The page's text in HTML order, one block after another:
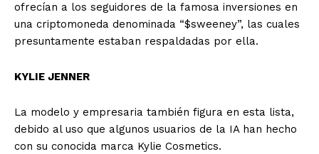
ofrecían a los seguidores de la famosa inversiones en
una criptomoneda denominada “$sweeney”, las cuales
presuntamente estaban respaldadas por ella.
KYLIE JENNER
La modelo y empresaria también figura en esta lista,
debido al uso que algunos usuarios de la IA han hecho
con su conocida marca Kylie Cosmetics.